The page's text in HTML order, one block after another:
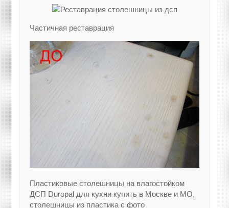
Частичная реставрация
Пластиковые столешницы на влагостойком
ДСП Duropal для кухни купить в Москве и МО,
столешницы из пластика с фото